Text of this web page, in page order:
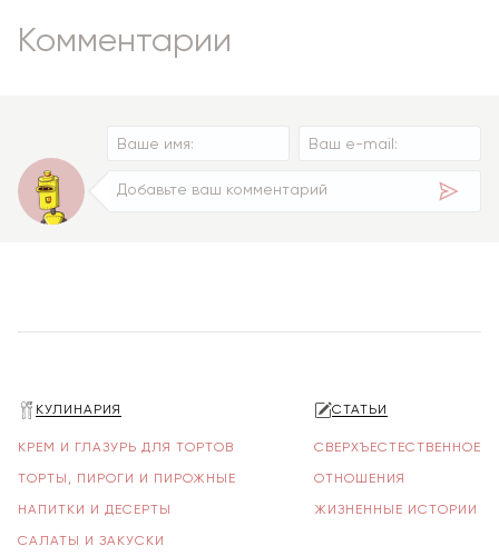
Комментарии
КУЛИНАРИЯ
КРЕМ И ГЛАЗУРЬ ДЛЯ ТОРТОВ
ТОРТЫ, ПИРОГИ И ПИРОЖНЫЕ
НАПИТКИ И ДЕСЕРТЫ
САЛАТЫ И ЗАКУСКИ
СТАТЬИ
СВЕРХЪЕСТЕСТВЕННОЕ
ОТНОШЕНИЯ
ЖИЗНЕННЫЕ ИСТОРИИ